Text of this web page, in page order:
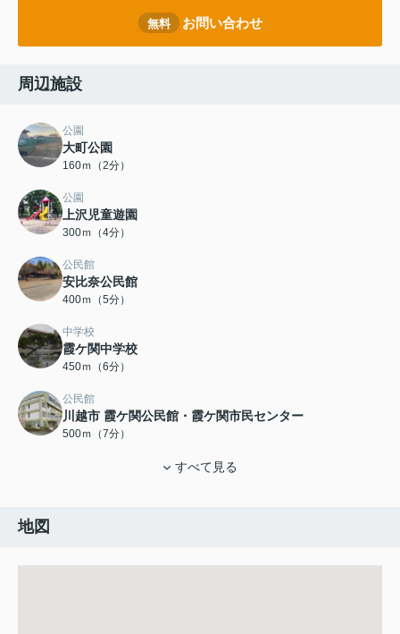
無料 お問い合わせ
周辺施設
公園
大町公園
160ｍ（2分）
公園
上沢児童遊園
300ｍ（4分）
公民館
安比奈公民館
400ｍ（5分）
中学校
霞ケ関中学校
450ｍ（6分）
公民館
川越市 霞ケ関公民館・霞ケ関市民センター
500ｍ（7分）
すべて見る
地図